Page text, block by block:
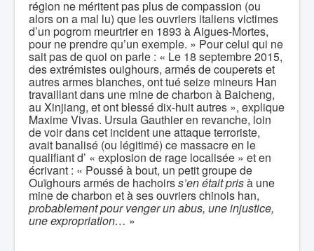
région ne méritent pas plus de compassion (ou
alors on a mal lu) que les ouvriers italiens victimes
d’un pogrom meurtrier en 1893 à Aigues-Mortes,
pour ne prendre qu’un exemple. » Pour celui qui ne
sait pas de quoi on parle : « Le 18 septembre 2015,
des extrémistes ouighours, armés de couperets et
autres armes blanches, ont tué seize mineurs Han
travaillant dans une mine de charbon à Baicheng,
au Xinjiang, et ont blessé dix-huit autres », explique
Maxime Vivas. Ursula Gauthier en revanche, loin
de voir dans cet incident une attaque terroriste,
avait banalisé (ou légitimé) ce massacre en le
qualifiant d’ « explosion de rage localisée » et en
écrivant : « Poussé à bout, un petit groupe de
Ouïghours armés de hachoirss’en était prisà une
mine de charbon et à ses ouvriers chinois han,
probablement pour venger un abus, une injustice,
une expropriation… »